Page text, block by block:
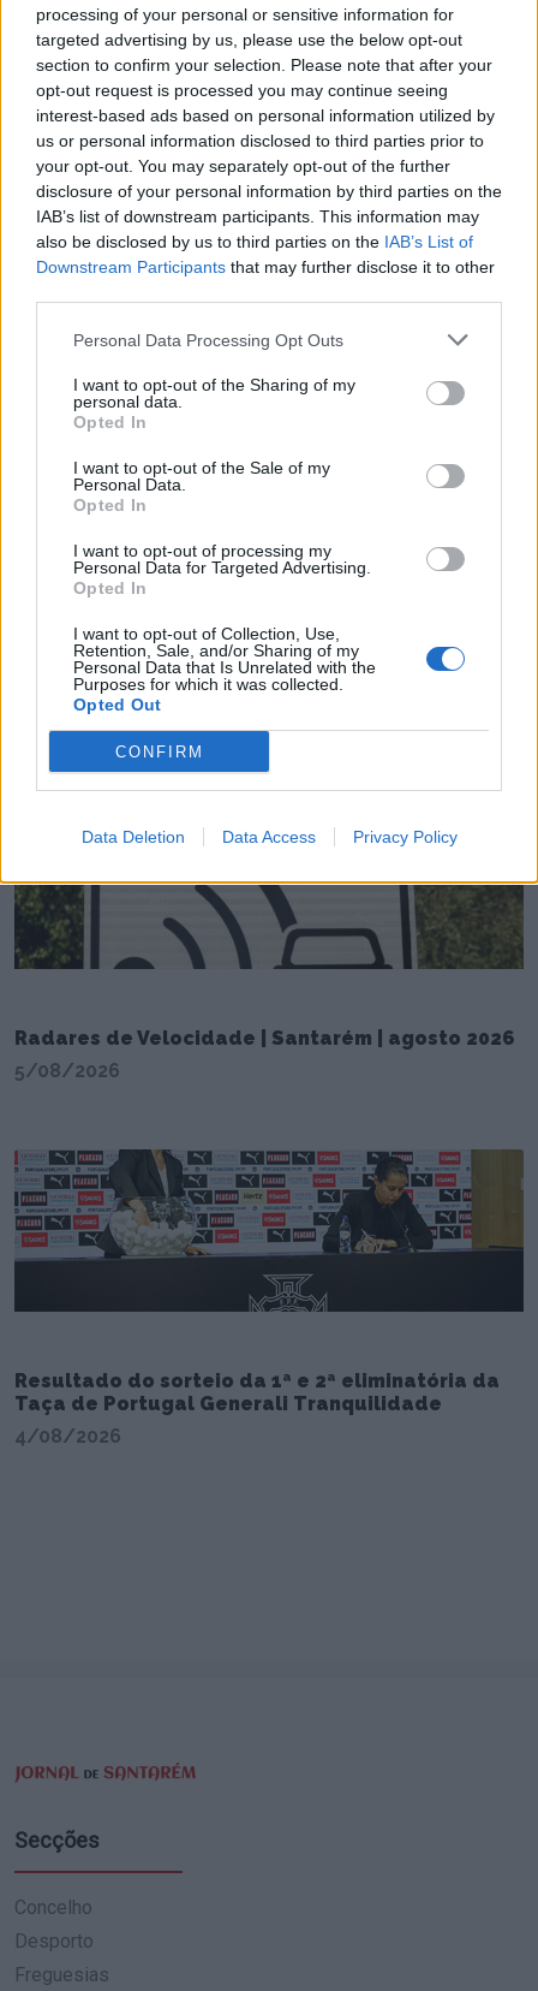
processing of your personal or sensitive information for
targeted advertising by us, please use the below opt-out
section to confirm your selection. Please note that after your
opt-out request is processed you may continue seeing
interest-based ads based on personal information utilized by
us or personal information disclosed to third parties prior to
your opt-out. You may separately opt-out of the further
disclosure of your personal information by third parties on the
IAB’s list of downstream participants. This information may
also be disclosed by us to third parties on the IAB’s List of
Downstream Participants that may further disclose it to other
Personal Data Processing Opt Outs
I want to opt-out of the Sharing of my
personal data.
Opted In
I want to opt-out of the Sale of my
Personal Data.
Opted In
I want to opt-out of processing my
Personal Data for Targeted Advertising.
Opted In
I want to opt-out of Collection, Use,
Retention, Sale, and/or Sharing of my
Personal Data that Is Unrelated with the
Purposes for which it was collected.
Opted Out
CONFIRM
Data Deletion Data Access Privacy Policy
Polícia judiciária detém suspeito de crime de
extorsão com recurso a arma de fogo em
Santarém
Santarém veste-se de branco no dia 22 de
agosto
6/08/2026
Radares de Velocidade | Santarém | agosto 2026
5/08/2026
Resultado do sorteio da 1ª e 2ª eliminatória da
Taça de Portugal Generali Tranquilidade
4/08/2026
Secções
Concelho
Desporto
Freguesias